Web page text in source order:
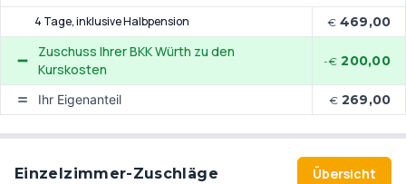
4 Tage, inklusive Halbpension € 469,00
Zuschuss Ihrer BKK Würth zu den
Kurskosten
-€ 200,00
Ihr Eigenanteil € 269,00
Einzelzimmer-Zuschläge Übersicht